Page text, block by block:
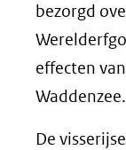
bezorgd
effecten
Waddenzee.
De